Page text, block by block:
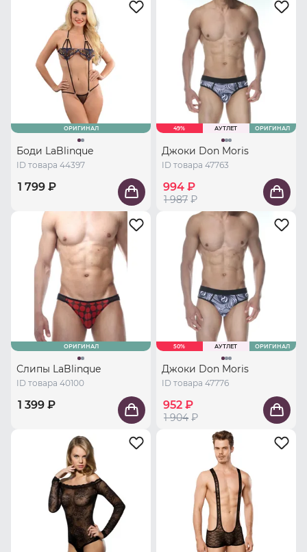
ОРИГИНАЛ
Боди LaBlinque
ID товара 44397
1 799 ₽
49% АУТЛЕТ ОРИГИНАЛ
Джоки Don Moris
ID товара 47763
994 ₽
1 987 ₽
ОРИГИНАЛ
Слипы LaBlinque
ID товара 40100
1 399 ₽
50% АУТЛЕТ ОРИГИНАЛ
Джоки Don Moris
ID товара 47776
952 ₽
1 904 ₽